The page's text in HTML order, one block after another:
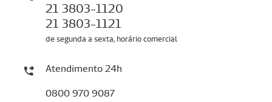
21 3803-1120
21 3803-1121
de segunda a sexta, horário comercial
Atendimento 24h
0800 970 9087